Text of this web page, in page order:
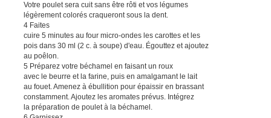
Votre poulet sera cuit sans être rôti et vos légumes
légèrement colorés craqueront sous la dent.
4 Faites
cuire 5 minutes au four micro-ondes les carottes et les
pois dans 30 ml (2 c. à soupe) d'eau. Égouttez et ajoutez
au poêlon.
5 Préparez votre béchamel en faisant un roux
avec le beurre et la farine, puis en amalgamant le lait
au fouet. Amenez à ébullition pour épaissir en brassant
constamment. Ajoutez les aromates prévus. Intégrez
la préparation de poulet à la béchamel.